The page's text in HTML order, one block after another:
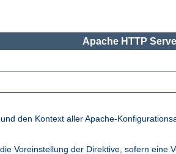
Apache HTTP
den Kontext aller Apache-
Voreinstellung der Direktive, sofern